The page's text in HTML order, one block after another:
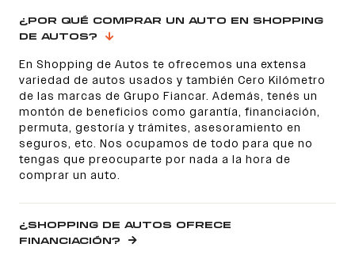
¿POR QUÉ COMPRAR UN AUTO EN SHOPPING
DE AUTOS?
En Shopping de Autos te ofrecemos una extensa
variedad de autos usados y también Cero Kilómetro
de las marcas de Grupo Fiancar. Además, tenés un
montón de beneficios como garantía, financiación,
permuta, gestoría y trámites, asesoramiento en
seguros, etc. Nos ocupamos de todo para que no
tengas que preocuparte por nada a la hora de
comprar un auto.
¿SHOPPING DE AUTOS OFRECE
FINANCIACIÓN?